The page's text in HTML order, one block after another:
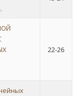
22-26